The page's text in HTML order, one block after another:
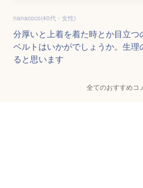
nanacoco(40代・女性)
分厚いと上着を着た時とか目立
ベルトはいかがでしょうか。生
ると思います
全てのおすすめコ